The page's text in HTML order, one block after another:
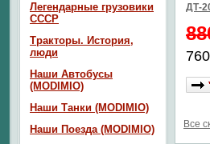
ДТ-
Все
Легендарные грузовики
СССР
Тракторы. История,
люди
Наши Автобусы
(MODIMIO)
Наши Танки (MODIMIO)
Наши Поезда (MODIMIO)